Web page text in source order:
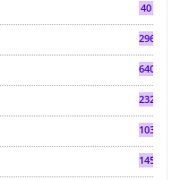
40
296
640
2321
103
145